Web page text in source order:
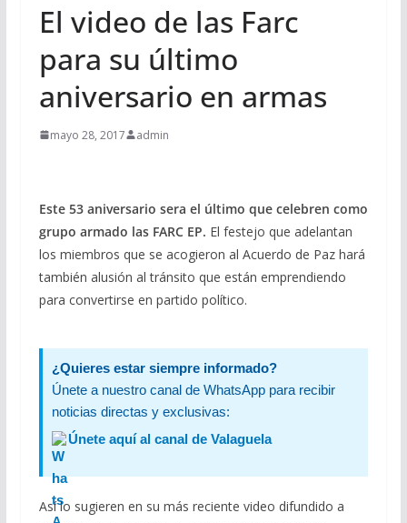
El video de las Farc
para su último
aniversario en armas
mayo 28, 2017 admin
Este 53 aniversario sera el último que celebren como
grupo armado las FARC EP. El festejo que adelantan
los miembros que se acogieron al Acuerdo de Paz hará
también alusión al tránsito que están emprendiendo
para convertirse en partido político.
¿Quieres estar siempre informado?
Únete a nuestro canal de WhatsApp para recibir
noticias directas y exclusivas:
Únete aquí al canal de Valaguela
Así lo sugieren en su más reciente video difundido a